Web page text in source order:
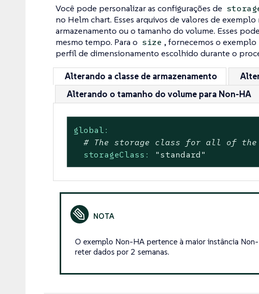
Você pode personalizar as configurações de
no Helm chart. Esses arquivos de valores de
armazenamento ou o tamanho do volume. Esses
mesmo tempo. Para o size , fornecemos o exemplo
perfil de dimensionamento escolhido durante o
Alterando a classe de armazenamento
Alterando o tamanho do volume para Non-HA
global:
# The storage class for all of the
storageClass:
"standard"
O exemplo Non-HA pertence à maior instância
reter dados por 2 semanas.